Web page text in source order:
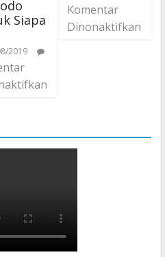
Siapa
2019
Komentar
Dinonaktifkan